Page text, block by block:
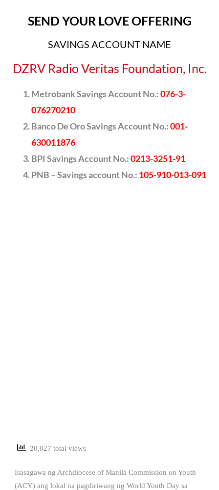
SEND YOUR LOVE OFFERING
SAVINGS ACCOUNT NAME
DZRV Radio Veritas Foundation, Inc.
Metrobank Savings Account No.:076-3-
076270210
Banco De Oro Savings Account No.:001-
630011876
BPI Savings Account No.:0213-3251-91
PNB – Savings account No.: 105-910-013-091
20,027 total views
Isasagawa ng Archdiocese of Manila Commission on Youth
(ACY) ang lokal na pagdiriwang ng World Youth Day sa